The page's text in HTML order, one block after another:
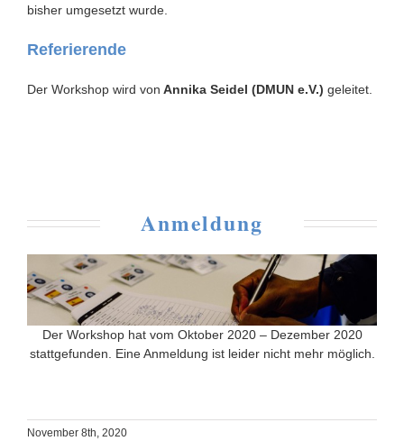
bisher umgesetzt wurde.
Referierende
Der Workshop wird von Annika Seidel (DMUN e.V.) geleitet.
Anmeldung
Der Workshop hat vom Oktober 2020 – Dezember 2020
stattgefunden. Eine Anmeldung ist leider nicht mehr möglich.
November 8th, 2020